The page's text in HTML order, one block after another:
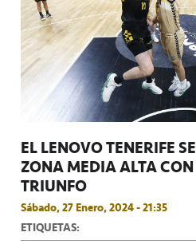
EL LENOVO TENERIFE
ZONA MEDIA ALTA
TRIUNFO
Sábado, 27 Enero, 2024 - 21:35
ETIQUETAS: